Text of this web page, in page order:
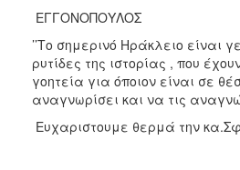
ΕΓΓΟΝΟΠΟΥΛΟΣ
’’Το σημερινό Ηράκλειο είναι
ρυτίδες της ιστορίας , που
γοητεία για όποιον είναι σε
αναγνωρίσει και να τις
Ευχαριστουμε θερμά την